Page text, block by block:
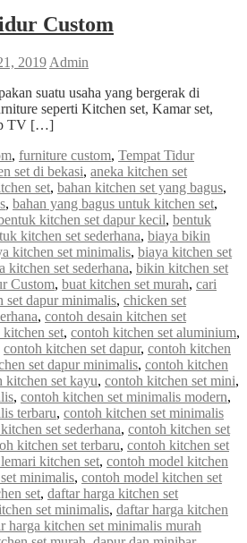
Custom
2019 Admin
suatu usaha yang bergerak di
seperti Kitchen set, Kamar set,
TV […]
, furniture custom, Tempat Tidur
set di bekasi, aneka kitchen set
set, bahan kitchen set yang bagus,
, bahan yang bagus untuk kitchen set,
kitchen set dapur kecil, bentuk
kitchen set sederhana, biaya bikin
kitchen set minimalis, biaya kitchen set
kitchen set sederhana, bikin kitchen set
Custom, buat kitchen set murah, cari
set dapur minimalis, chicken set
, contoh desain kitchen set
set, contoh kitchen set aluminium,
contoh kitchen set dapur, contoh kitchen
set dapur minimalis, contoh kitchen
kitchen set kayu, contoh kitchen set mini,
, contoh kitchen set minimalis modern,
terbaru, contoh kitchen set minimalis
set sederhana, contoh kitchen set
kitchen set terbaru, contoh kitchen set
kitchen set, contoh model kitchen
minimalis, contoh model kitchen set
set, daftar harga kitchen set
set minimalis, daftar harga kitchen
harga kitchen set minimalis murah